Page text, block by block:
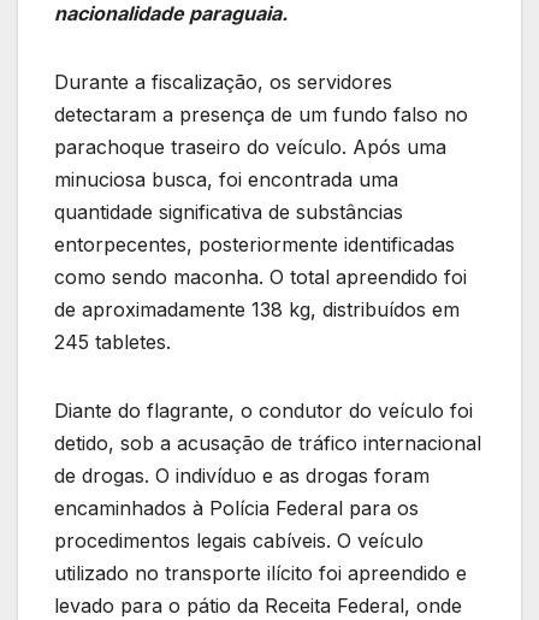
nacionalidade paraguaia.
Durante a fiscalização, os servidores
detectaram a presença de um fundo falso no
parachoque traseiro do veículo. Após uma
minuciosa busca, foi encontrada uma
quantidade significativa de substâncias
entorpecentes, posteriormente identificadas
como sendo maconha. O total apreendido foi
de aproximadamente 138 kg, distribuídos em
245 tabletes.
Diante do flagrante, o condutor do veículo foi
detido, sob a acusação de tráfico internacional
de drogas. O indivíduo e as drogas foram
encaminhados à Polícia Federal para os
procedimentos legais cabíveis. O veículo
utilizado no transporte ilícito foi apreendido e
levado para o pátio da Receita Federal, onde